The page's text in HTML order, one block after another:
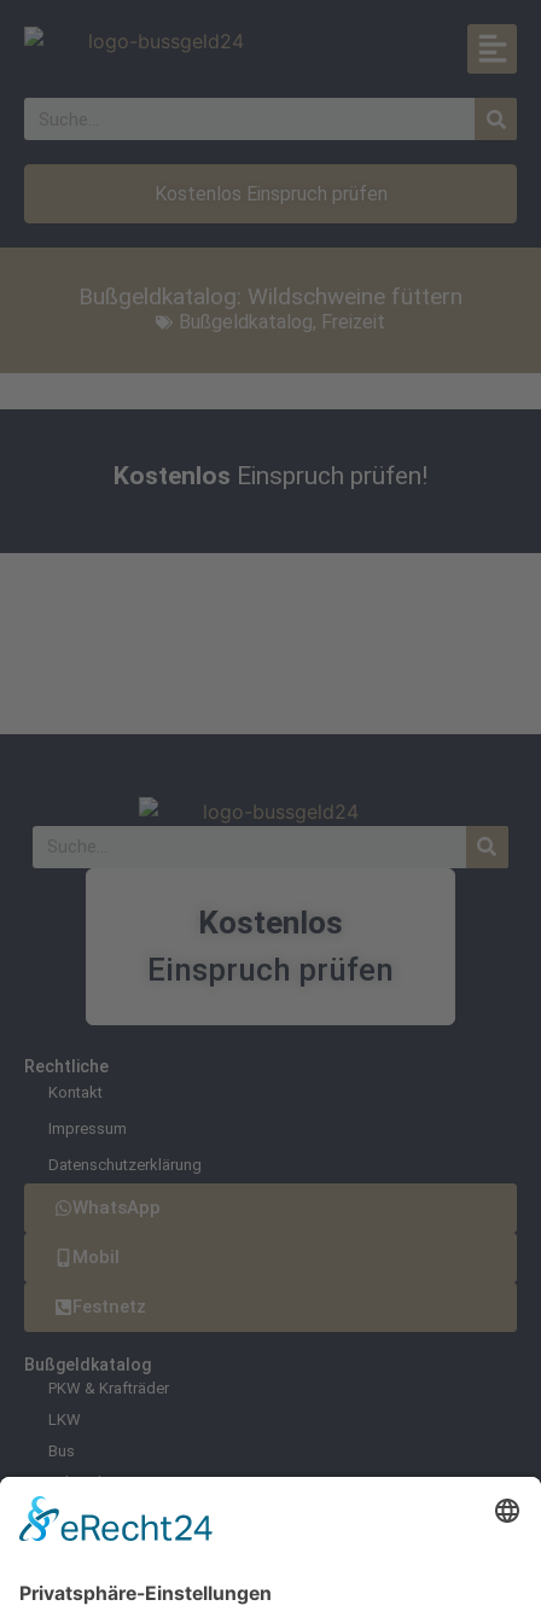
Kostenlos Einspruch prüfen
Bußgeldkatalog: Wildschweine füttern
Bußgeldkatalog, Freizeit
Kostenlos Einspruch prüfen!
Kostenlos
Einspruch prüfen
Rechtliche
Kontakt
Impressum
Datenschutzerklärung
WhatsApp
Mobil
Festnetz
Bußgeldkatalog
PKW & Krafträder
LKW
Bus
Fahrräder & E-Scooter
Zoll
Umwelt
Infektionsschutz